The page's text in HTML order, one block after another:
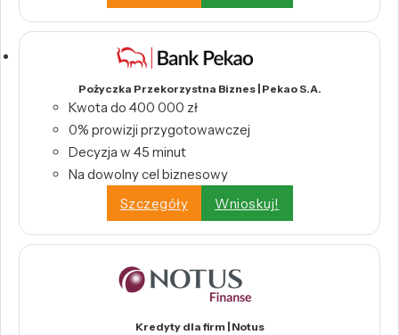
Pożyczka Przekorzystna Biznes | Pekao S.A.
Kwota do 400 000 zł
0% prowizji przygotowawczej
Decyzja w 45 minut
Na dowolny cel biznesowy
Szczegóły
Wnioskuj!
Kredyty dla firm | Notus